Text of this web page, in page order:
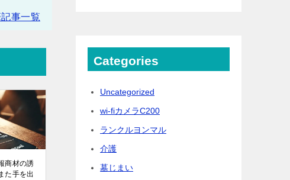
事一覧
商材の誘
た手を出
Categories
Uncategorized
wi-fiカメラC200
ランクルヨンマル
介護
墓じまい